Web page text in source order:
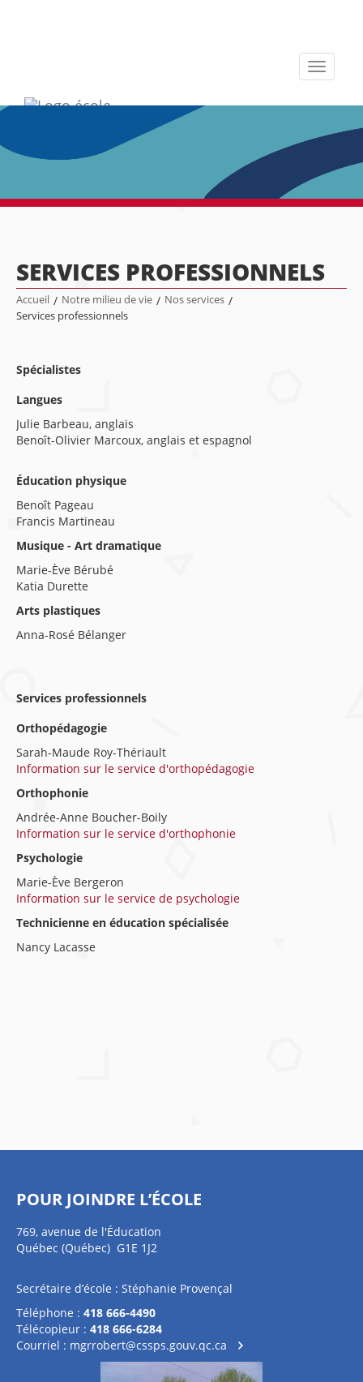
Toggle
SERVICES PROFESSIONNELS
Accueil / Notre milieu de vie / Nos services /
Services professionnels
Spécialistes
Langues
Julie Barbeau, anglais
Benoît-Olivier Marcoux, anglais et espagnol
Éducation physique
Benoît Pageau
Francis Martineau
Musique - Art dramatique
Marie-Ève Bérubé
Katia Durette
Arts plastiques
Anna-Rosé Bélanger
Services professionnels
Orthopédagogie
Sarah-Maude Roy-Thériault
Information sur le service d'orthopédagogie
Orthophonie
Andrée-Anne Boucher-Boily
Information sur le service d'orthophonie
Psychologie
Marie-Ève Bergeron
Information sur le service de psychologie
Technicienne en éducation spécialisée
Nancy Lacasse
POUR JOINDRE L’ÉCOLE
769, avenue de l'Éducation
Québec (Québec) G1E 1J2
Secrétaire d’école : Stéphanie Provençal
Téléphone : 418 666-4490
Télécopieur : 418 666-6284
Courriel : mgrrobert@cssps.gouv.qc.ca